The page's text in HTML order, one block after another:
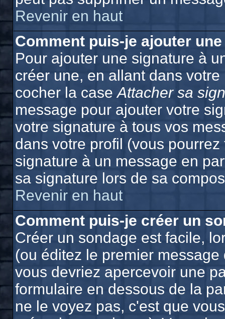
Revenir en haut
Comment puis-je ajouter
Pour ajouter une signature à
créer une, en allant dans
cocher la caseAttacher sa
message pour ajouter votre
votre signature à tous vos
dans votre profil (vous
signature à un message en
sa signature lors de sa
Revenir en haut
Comment puis-je créer un
Créer un sondage est facile,
(ou éditez le premier
vous devriez apercevoir une
formulaire en dessous de la
ne le voyez pas, c'est que